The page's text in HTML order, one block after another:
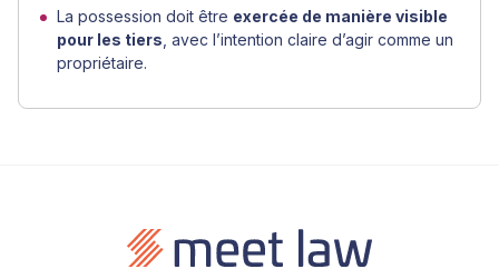
La possession doit être exercée de manière visible
pour les tiers , avec l’intention claire d’agir comme un
propriétaire.